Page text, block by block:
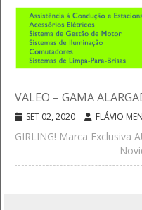
VALEO – GAMA
SET 02, 2020 FLÁVIO
GIRLING! Marca Exclusiva